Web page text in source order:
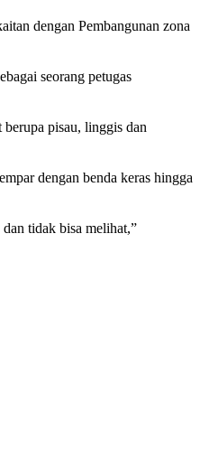
dengan Pembangunan zona
seorang petugas
pisau, linggis dan
dengan benda keras hingga
tidak bisa melihat,”